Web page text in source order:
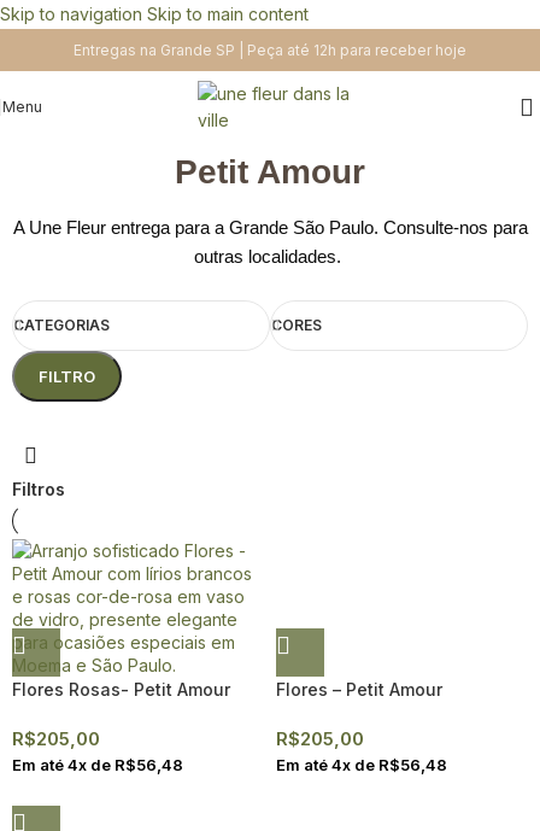
Skip to navigation Skip to main content
Entregas na Grande SP | Peça até 12h para receber hoje
Menu
Petit Amour
A Une Fleur entrega para a Grande São Paulo. Consulte-nos para
outras localidades.
CATEGORIAS CORES
FILTRO
Filtros
Flores Rosas- Petit Amour
R$205,00
Em até4x de R$56,48
Flores – Petit Amour
R$205,00
Em até4x de R$56,48